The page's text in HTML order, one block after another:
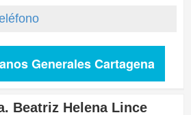
Generales Cartagena
Beatriz Helena Lince